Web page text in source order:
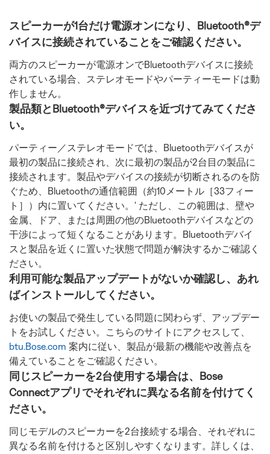
スピーカーが1台だけ電源オンになり、Bluetooth®デ
バイスに接続されていることをご確認ください。
両方のスピーカーが電源オンでBluetoothデバイスに接続
されている場合、ステレオモードやパーティーモードは動
作しません。
製品類とBluetooth®デバイスを近づけてみてくださ
い。
パーティー／ステレオモードでは、Bluetoothデバイスが
最初の製品に接続され、次に最初の製品が2台目の製品に
接続されます。製品やデバイスの接続が切断されるのを防
ぐため、Bluetoothの通信範囲（約10メートル［33フィー
ト］）内に置いてください。' ただし、この範囲は、壁や
金属、ドア、または周囲の他のBluetoothデバイスなどの
干渉によって短くなることがあります。Bluetoothデバイ
スと製品を近くに置いた状態で問題が解決するかご確認く
ださい。
利用可能な製品アップデートがないか確認し、あれ
ばインストールしてください。
お使いの製品で発生している問題に関わらず、アップデー
トをお試しください。こちらのサイトにアクセスして、
btu.Bose.com 案内に従い、製品が最新の機能や改善点を
備えていることをご確認ください。
同じスピーカーを2台使用する場合は、Bose
Connectアプリでそれぞれに異なる名前を付けてく
ださい。
同じモデルのスピーカーを2台接続する場合、それぞれに
異なる名前を付けると区別しやすくなります。詳しくは、